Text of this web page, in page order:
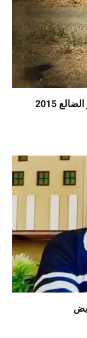
هندسة النصر وفلسفة الصمود: معركة تحرير الضالع 2015